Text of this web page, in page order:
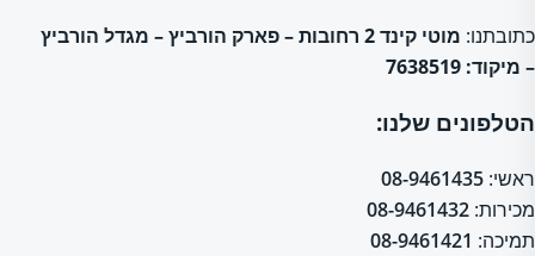
כתובתנו:
מוטי קינד 2 רחובות – פארק הורביץ – מגדל הורביץ
– מיקוד: 7638519
הטלפונים שלנו:
ראשי: 08-9461435
מכירות: 08-9461432
תמיכה: 08-9461421